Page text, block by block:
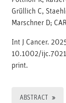
Grüllich C,
Marschner D;
Int J Cancer.
10.1002/
print.
ABSTRACT